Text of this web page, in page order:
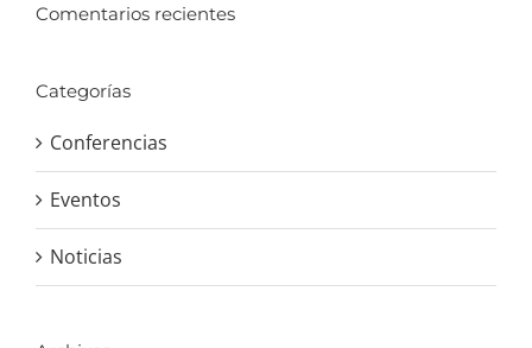
Comentarios recientes
Categorías
Conferencias
Eventos
Noticias